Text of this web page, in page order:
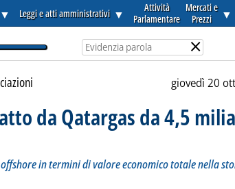
▼ Leggi e atti amministrativi ▼
Attività
Parlamentare
Mercati e
Prezzi
▼
×
giovedì 20
da Qatargas da 4,5
in termini di valore economico totale nella